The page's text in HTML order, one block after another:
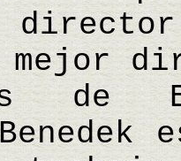
mejor
de